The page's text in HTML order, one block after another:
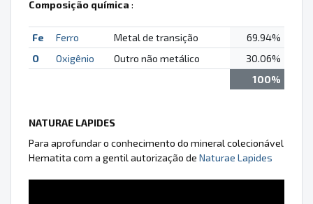
Composição química :
Fe Ferro Metal de transição
69.94%
O
Oxigênio Outro não metálico
30.06%
100%
NATURAE LAPIDES
Para aprofundar o conhecimento do mineral colecionável
Hematita com a gentil autorização de Naturae Lapides